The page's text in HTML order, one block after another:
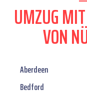
UMZUG
VON
Aberdeen
Bedford